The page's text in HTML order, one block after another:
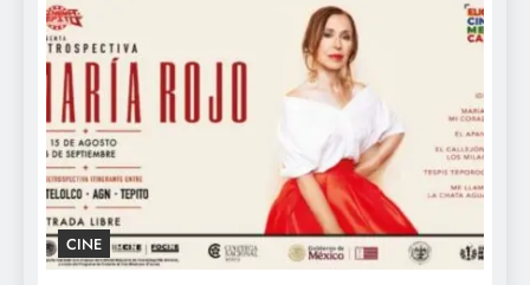
CINE